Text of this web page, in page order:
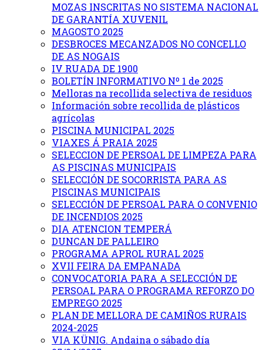
MOZAS INSCRITAS NO SISTEMA NACIONAL
DE GARANTÍA XUVENIL
MAGOSTO 2025
DESBROCES MECANZADOS NO CONCELLO
DE AS NOGAIS
IV RUADA DE 1900
BOLETÍN INFORMATIVO Nº 1 de 2025
Melloras na recollida selectiva de residuos
Información sobre recollida de plásticos
agrícolas
PISCINA MUNICIPAL 2025
VIAXES Á PRAIA 2025
SELECCION DE PERSOAL DE LIMPEZA PARA
AS PISCINAS MUNICIPAIS
SELECCIÓN DE SOCORRISTA PARA AS
PISCINAS MUNICIPAIS
SELECCIÓN DE PERSOAL PARA O CONVENIO
DE INCENDIOS 2025
DIA ATENCION TEMPERÁ
DUNCAN DE PALLEIRO
PROGRAMA APROL RURAL 2025
XVII FEIRA DA EMPANADA
CONVOCATORIA PARA A SELECCIÓN DE
PERSOAL PARA O PROGRAMA REFORZO DO
EMPREGO 2025
PLAN DE MELLORA DE CAMIÑOS RURAIS
2024-2025
VIA KÜNIG. Andaina o sábado día